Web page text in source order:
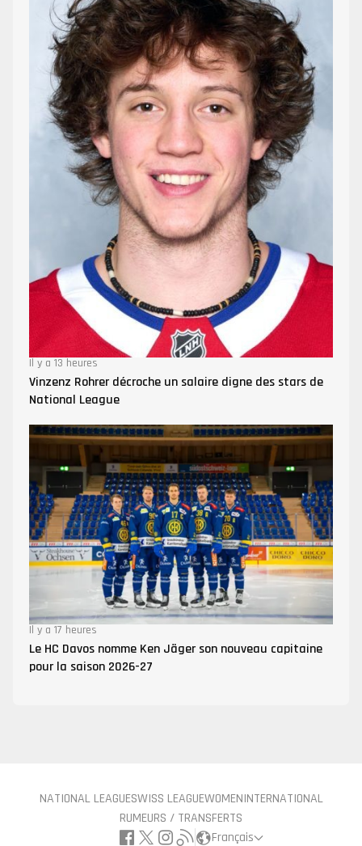
Il y a 13 heures
Vinzenz Rohrer décroche un salaire digne des stars de
National League
Il y a 17 heures
Le HC Davos nomme Ken Jäger son nouveau capitaine
pour la saison 2026-27
NATIONAL LEAGUESWISS LEAGUEWOMENINTERNATIONAL
RUMEURS / TRANSFERTS
Français